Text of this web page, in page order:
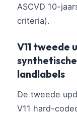
ASCVD 10-
criteria).
V11 tweede
landlabels
De tweede
V11 hard-
Bahasa
Tiếng Việt
Tagalog
ไทย
ဗမာစာ
Kiswahili